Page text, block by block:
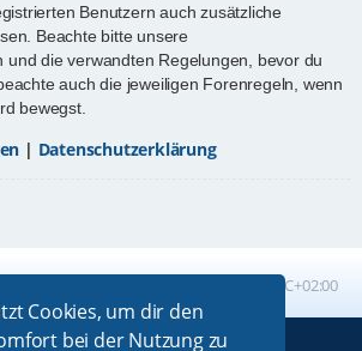
Cookies, um dir den
bei der Nutzung zu
Benutzern auch zusätzliche
Beachte bitte unsere
und die verwandten Regelungen, bevor du
auch die jeweiligen Forenregeln, wenn
bewegst.
| Datenschutzerklärung
UTC+02:00